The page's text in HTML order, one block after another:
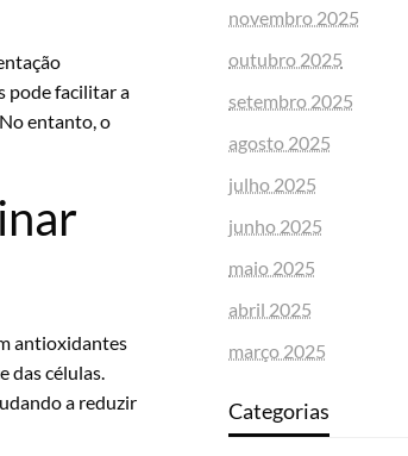
pode facilitar a
entanto, o
antioxidantes
das células.
a reduzir
novembro 2025
outubro 2025
setembro 2025
agosto 2025
julho 2025
junho 2025
maio 2025
abril 2025
março 2025
Categorias